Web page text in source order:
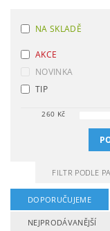
NA SKLADĚ
AKCE
NOVINKA
TIP
260 Kč
FILTR PODLE
DOPORUČUJEME
NEJPRODÁVANĚJŠÍ